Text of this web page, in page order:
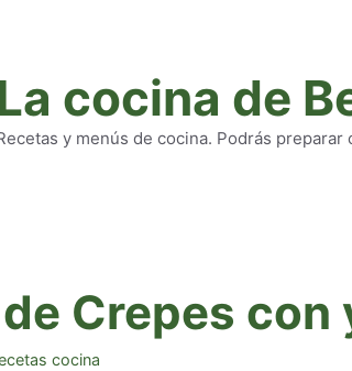
cocina de
y menús de cocina. Podrás
Crepes
cocina